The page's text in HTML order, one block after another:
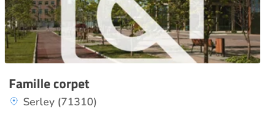
Famille corpet
Serley (71310)